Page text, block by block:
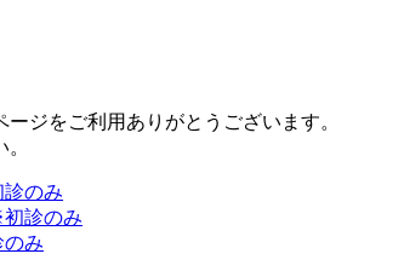
ジをご利用ありがとうございます。
のみ
診のみ
み